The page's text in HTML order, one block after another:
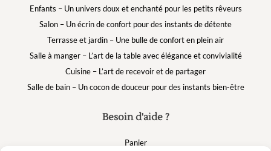
Besoin d'aide ?
Panier
Enfants – Un univers doux et enchanté pour les petits rêveurs
Salon – Un écrin de confort pour des instants de détente
Terrasse et jardin – Une bulle de confort en plein air
Salle à manger – L’art de la table avec élégance et convivialité
Cuisine – L’art de recevoir et de partager
Salle de bain – Un cocon de douceur pour des instants bien-être